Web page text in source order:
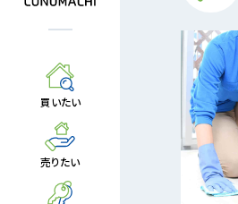
買いたい
売りたい